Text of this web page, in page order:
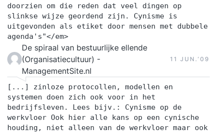
doorzien om die reden dat veel dingen op
slinkse wijze geordend zijn. Cynisme is
uitgevonden als etiket door mensen met dubbele
agenda's"</em>
De spiraal van bestuurlijke ellende
(Organisatiecultuur) -
ManagementSite.nl
11 JUN.‘09
[...] zinloze protocollen, modellen en
systemen doen zich ook voor in het
bedrijfsleven. Lees bijv.: Cynisme op de
werkvloer Ook hier alle kans op een cynische
houding, niet alleen van de werkvloer maar ook